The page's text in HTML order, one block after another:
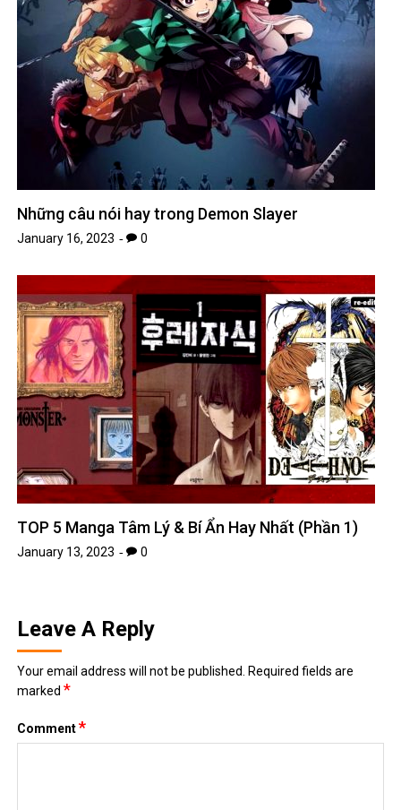
Những câu nói hay trong Demon Slayer
January 16, 2023 0
TOP 5 Manga Tâm Lý & Bí Ẩn Hay Nhất (Phần 1)
January 13, 2023 0
Leave A Reply
Your email address will not be published.
Required fields are
marked*
Comment*